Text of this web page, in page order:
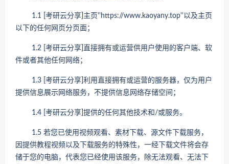
1.1 [考研云分享]主页''https://www.kaoyany.top''以及主页
以下的任何网页分页面；
1.2 [考研云分享]直接拥有或运营供用户使用的客户端、软
件或者其他任何网络；
1.3 [考研云分享]利用直接拥有或运营的服务器，仅为用户
提供信息展示网络服务，不提供信息网络存储空间；
1.4 [考研云分享]提供的任何其他技术和/或服务。
1.5 若您已使用视频观看、素材下载、源文件下载服务，
因提供教程视频以及下载服务的特殊性，一经下载文件将会存
储于您的电脑，代表您已经使用该服务，除无法观看、无法下